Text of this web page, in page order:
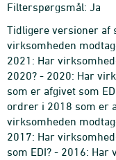
Filterspørgsmål: Ja
Tidligere versioner af
virksomheden
2021: Har
2020? - 2020: Har
som er afgivet som
ordrer i 2018 som er
virksomheden
2017: Har
som EDI? - 2016: